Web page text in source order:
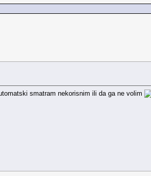
smatram nekorisnim ili da ga ne volim